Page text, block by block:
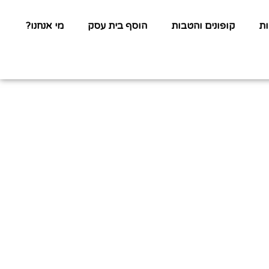
קופונים והטבות הוסף בית עסק מי אנחנו?